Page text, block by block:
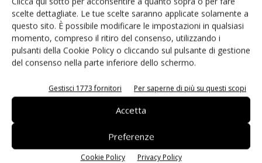
scelte dettagliate. Le tue scelte saranno applicate solamente a
questo sito. È possibile modificare le impostazioni in qualsiasi
momento, compreso il ritiro del consenso, utilizzando i
pulsanti della Cookie Policy o cliccando sul pulsante di gestione
del consenso nella parte inferiore dello schermo.
Gestisci 1773 fornitori Per saperne di più su questi scopi
Accetta
Preferenze
Cookie Policy Privacy Policy
categoria
Fichidindia, tutto quello che serve per la raccolta
fai da te
2026